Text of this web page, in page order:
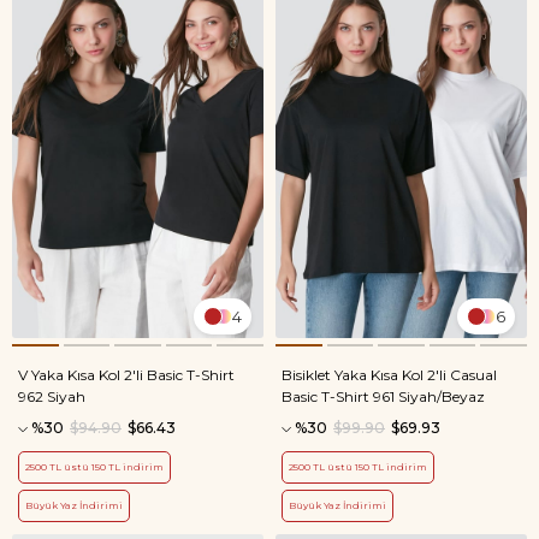
4
V Yaka Kısa Kol 2'li Basic T-Shirt
962 Siyah
%30
$66.43
$94.90
2500 TL üstü 150 TL indirim
Büyük Yaz İndirimi
6
Bisiklet Yaka Kısa Kol 2'li Casual
Basic T-Shirt 961 Siyah/Beyaz
%30
$69.93
$99.90
2500 TL üstü 150 TL indirim
Büyük Yaz İndirimi